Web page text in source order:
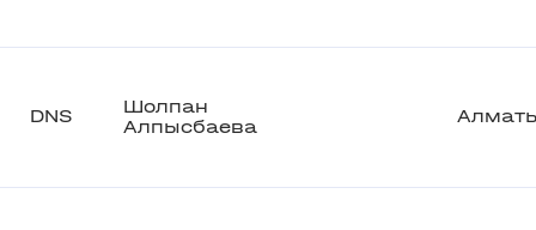
DNS
Шолпан
Алпысбаева